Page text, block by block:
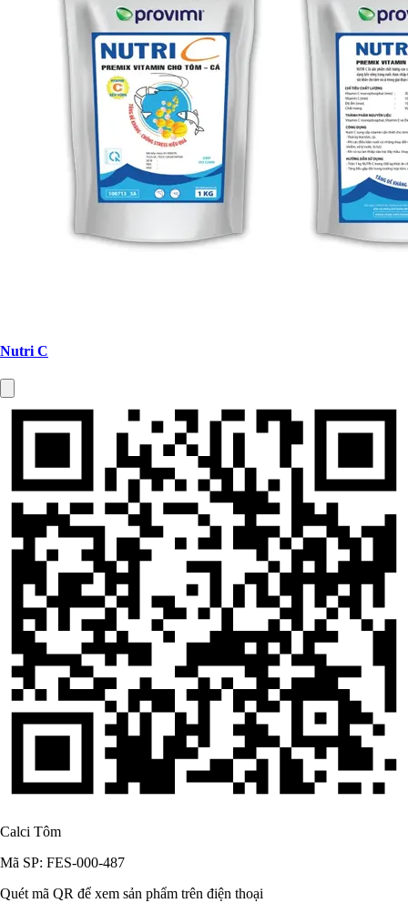
Nutri C
Calci Tôm
Mã SP: FES-000-487
Quét mã QR để xem sản phẩm trên điện thoại